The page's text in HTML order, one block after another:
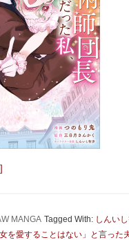
MANGA Tagged With: しんい
を愛することはない」と言った